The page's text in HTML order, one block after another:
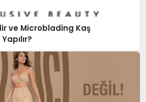
ve Microblading Kaş